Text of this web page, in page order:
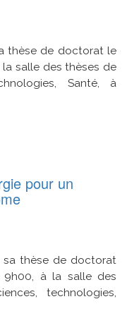
thèse de doctorat le
la salle des thèses de
Santé, à
pour un
sa thèse de doctorat
9h00, à la salle des
technologies,